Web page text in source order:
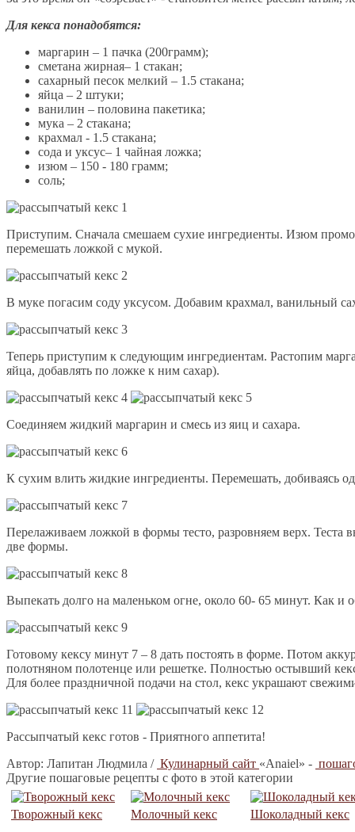
Для кекса понадобятся:
маргарин – 1 пачка (200грамм);
сметана жирная– 1 стакан;
сахарный песок мелкий – 1.5 стакана;
яйца – 2 штуки;
ванилин – половина пакетика;
мука – 2 стакана;
крахмал - 1.5 стакана;
сода и уксус– 1 чайная ложка;
изюм – 150 - 180 грамм;
соль;
Приступим. Сначала смешаем сухие ингредиенты. Изюм
перемешать ложкой с мукой.
В муке погасим соду уксусом. Добавим крахмал, ванильный
Теперь приступим к следующим ингредиентам. Растопим
яйца, добавлять по ложке к ним сахар).
Соединяем жидкий маргарин и смесь из яиц и сахара.
К сухим влить жидкие ингредиенты. Перемешать, добиваясь
Перелаживаем ложкой в формы тесто, разровняем верх. Теста
две формы.
Выпекать долго на маленьком огне, около 60- 65 минут. Как и
Готовому кексу минут 7 – 8 дать постоять в форме. Потом
полотняном полотенце или решетке. Полностью остывший
Для более праздничной подачи на стол, кекс украшают
Рассыпчатый кекс готов - Приятного аппетита!
Автор: Лапитан Людмила / Кулинарный сайт «Anaiel» -
Другие пошаговые рецепты с фото в этой категории
Творожный кекс Молочный кекс Шоколадный кекс